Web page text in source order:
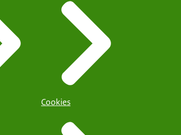
Cookies